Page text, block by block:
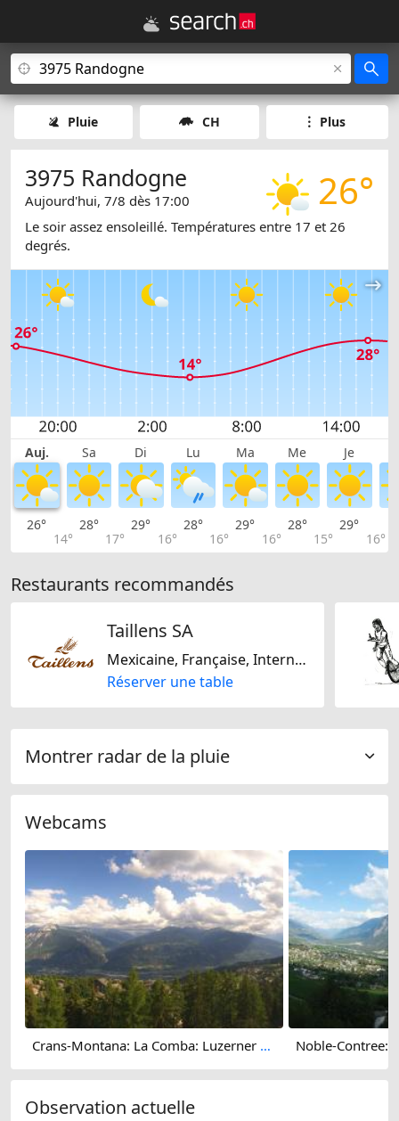
Pluie CH Plus
26°
3975 Randogne
Aujourd'hui, 7/8 dès 17:00
Le soir assez ensoleillé. Températures entre 17 et 26
degrés.
Auj. Sa Di Lu Ma Me Je
26°
14°
28°
17°
29°
16°
28°
16°
29°
16°
28°
15°
29°
16°
Restaurants recommandés
Taillens SA
Mexicaine, Française, Internationale, Italienne, Méditarranéenne, Régionale, Suisse, Canadienne, Américaine, Sans gluten, Sans lactose
Réserver une table
Montrer radar de la pluie
Webcams
Crans-Montana: La Comba: Luzerner Höhenklinik Montana
Observation actuelle